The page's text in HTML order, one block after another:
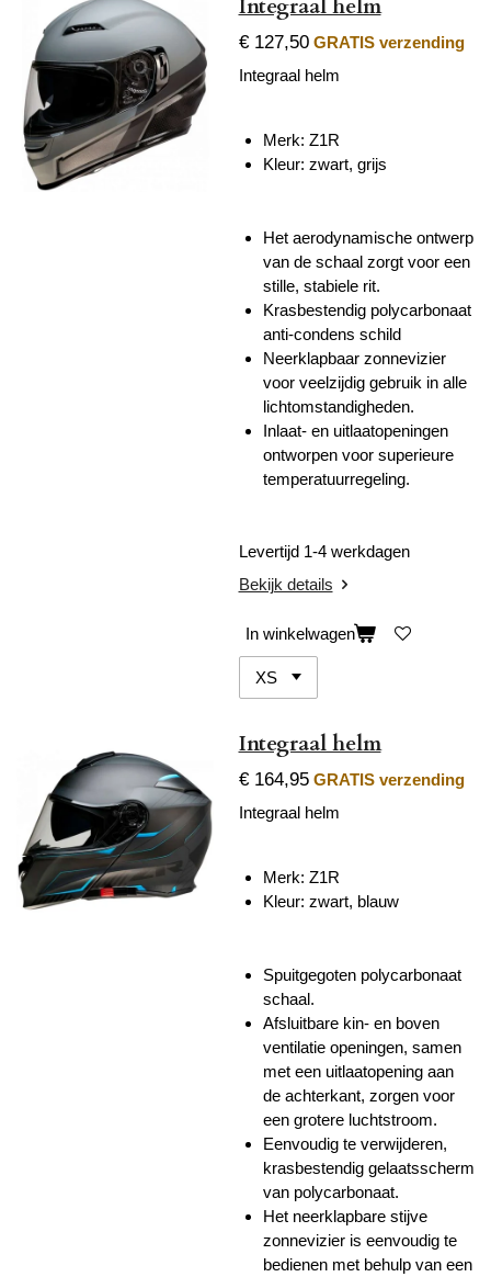
Integraal helm
€ 127,50 GRATIS verzending
Integraal helm
Merk: Z1R
Kleur: zwart, grijs
Het aerodynamische ontwerp
van de schaal zorgt voor een
stille, stabiele rit.
Krasbestendig polycarbonaat
anti-condens schild
Neerklapbaar zonnevizier
voor veelzijdig gebruik in alle
lichtomstandigheden.
Inlaat- en uitlaatopeningen
ontworpen voor superieure
temperatuurregeling.
Levertijd 1-4 werkdagen
Bekijk details
In winkelwagen
Integraal helm
€ 164,95 GRATIS verzending
Integraal helm
Merk: Z1R
Kleur: zwart, blauw
Spuitgegoten polycarbonaat
schaal.
Afsluitbare kin- en boven
ventilatie openingen, samen
met een uitlaatopening aan
de achterkant, zorgen voor
een grotere luchtstroom.
Eenvoudig te verwijderen,
krasbestendig gelaatsscherm
van polycarbonaat.
Het neerklapbare stijve
zonnevizier is eenvoudig te
bedienen met behulp van een